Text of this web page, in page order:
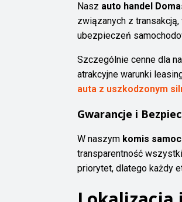
Nasz auto handel
związanych z
ubezpieczeń
Szczególnie cenne dla
atrakcyjne warunki
auta z uszkodzonym
Gwarancje i
W naszym komis
transparentność
priorytet, dlatego każdy